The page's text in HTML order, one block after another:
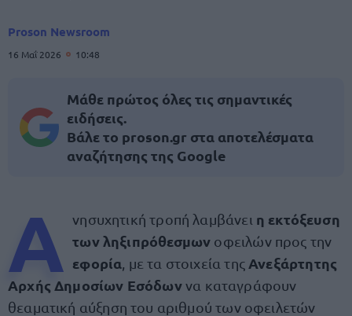
Proson Newsroom
16 Μαΐ 2026 10:48
Μάθε πρώτος όλες τις σημαντικές
ειδήσεις.
Βάλε το proson.gr στα αποτελέσματα
αναζήτησης της Google
Α νησυχητική τροπή λαμβάνει η εκτόξευση
των ληξιπρόθεσμων οφειλών προς την
εφορία , με τα στοιχεία της Ανεξάρτητης
Αρχής Δημοσίων Εσόδωννα καταγράφουν
θεαματική αύξηση του αριθμού των οφειλετών